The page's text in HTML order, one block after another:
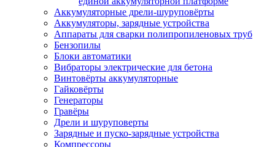
Аккумуляторные дрели-шуруповёрты
Аккумуляторы, зарядные устройства
Аппараты для сварки полипропиленовых труб
Бензопилы
Блоки автоматики
Вибраторы электрические для бетона
Винтовёрты аккумуляторные
Гайковёрты
Генераторы
Гравёры
Дрели и шуруповерты
Зарядные и пуско-зарядные устройства
Компрессоры